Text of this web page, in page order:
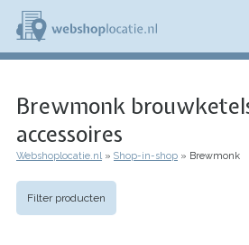
Overslaan
naar
de
b
s
h
p
l
c
Brewmonk
accessoires
Kruimelpad
Webshoplocatie.nl Shop-in-shop Brewmonk
Filter producten